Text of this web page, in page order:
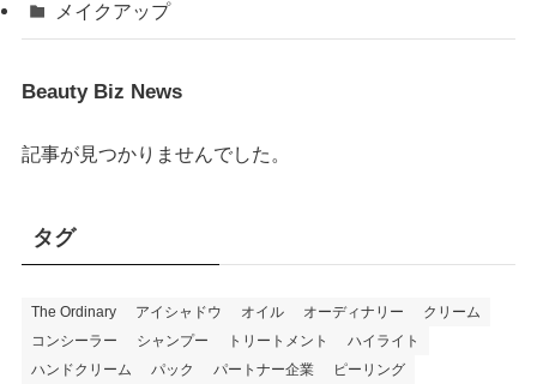
メイクアップ
Beauty Biz News
記事が見つかりませんでした。
タグ
The Ordinary アイシャドウ オイル オーディナリー
クリーム
コンシーラー
シャンプー トリートメント
ハイライト
ハンドクリーム
パック パートナー企業
ピーリング